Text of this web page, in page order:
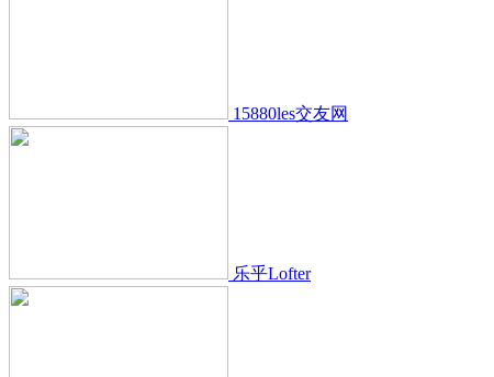
15880les交友网
乐乎Lofter